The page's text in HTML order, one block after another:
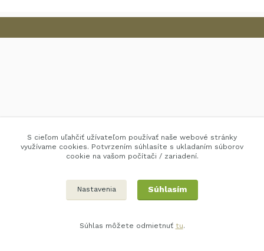
S cieľom uľahčiť užívateľom používať naše webové stránky
využívame cookies. Potvrzením súhlasíte s ukladaním súborov
cookie na vašom počítači / zariadení.
Nastavenia Súhlasím
Súhlas môžete odmietnuť tu.